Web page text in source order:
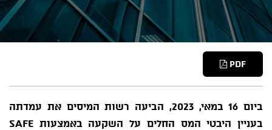
PDF
ביום 16 במאי, 2023, הביעה רשות המיסים את עמדתה
בעניין היבטי המס החלים על השקעה באמצעות SAFE